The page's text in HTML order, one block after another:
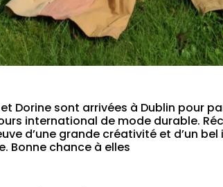
Dorine sont arrivées à Dublin pour
international de mode durable.
d’une grande créativité et d’un
Bonne chance à elles